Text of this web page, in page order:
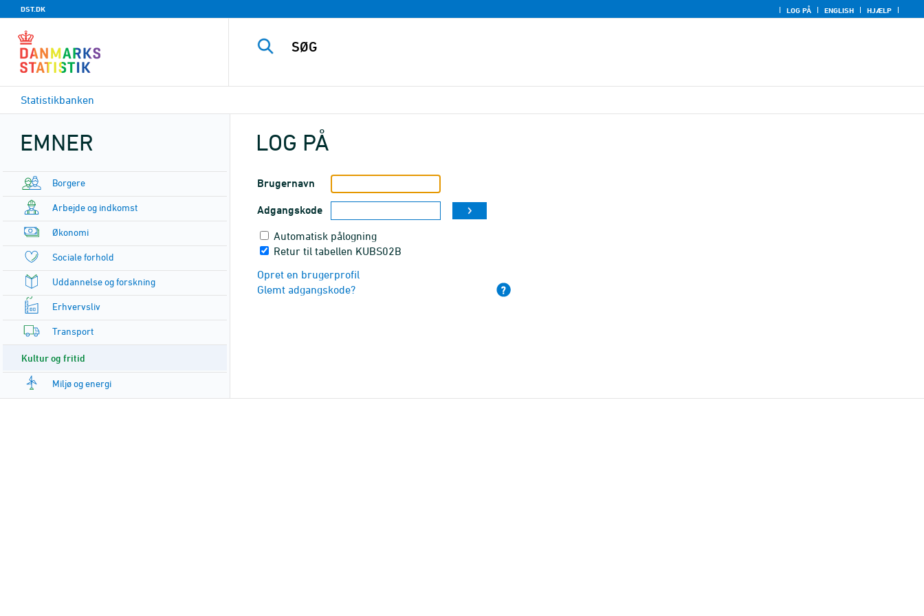
DST.DK LOG PÅ ENGLISH HJÆLP
Statistikbanken
EMNER
Borgere
Arbejde og indkomst
Økonomi
Sociale forhold
Uddannelse og forskning
Erhvervsliv
Transport
Kultur og fritid
Miljø og energi
LOG PÅ
Brugernavn
Adgangskode
Automatisk pålogning
Retur til tabellen KUBS02B
Opret en brugerprofil
Glemt adgangskode?